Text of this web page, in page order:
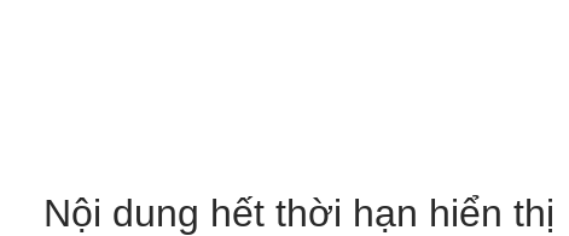
Nội dung hết thời hạn hiển thị